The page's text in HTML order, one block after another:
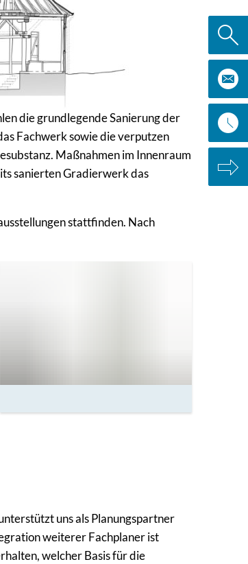
die grundlegende Sanierung der
Fachwerk sowie die verputzen
Maßnahmen im Innenraum
sanierten Gradierwerk das
stattfinden. Nach
uns als Planungspartner
weiterer Fachplaner ist
welcher Basis für die